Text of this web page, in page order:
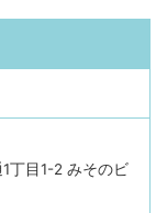
丁目1-2 みそのビ